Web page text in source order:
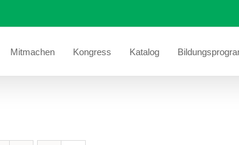
Mitmachen Kongress Katalog